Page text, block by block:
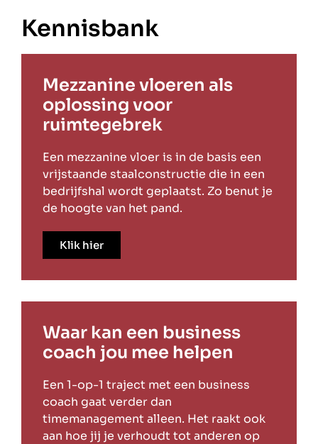
Kennisbank
Mezzanine vloeren als
oplossing voor
ruimtegebrek
Een mezzanine vloer is in de basis een
vrijstaande staalconstructie die in een
bedrijfshal wordt geplaatst. Zo benut je
de hoogte van het pand.
Klik hier
Waar kan een business
coach jou mee helpen
Een 1-op-1 traject met een business
coach gaat verder dan
timemanagement alleen. Het raakt ook
aan hoe jij je verhoudt tot anderen op